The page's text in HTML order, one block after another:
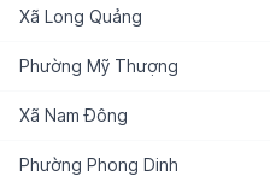
Xã Long Quảng
Phường Mỹ Thượng
Xã Nam Đông
Phường Phong Dinh